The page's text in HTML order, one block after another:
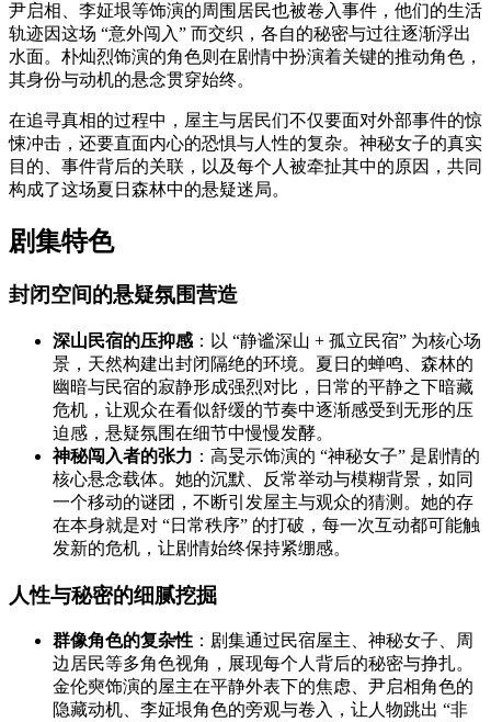
尹启相、李姃垠等饰演的周围居民也被卷入事件，他们的生活
轨迹因这场 “意外闯入” 而交织，各自的秘密与过往逐渐浮出
水面。朴灿烈饰演的角色则在剧情中扮演着关键的推动角色，
其身份与动机的悬念贯穿始终。
在追寻真相的过程中，屋主与居民们不仅要面对外部事件的惊
悚冲击，还要直面内心的恐惧与人性的复杂。神秘女子的真实
目的、事件背后的关联，以及每个人被牵扯其中的原因，共同
构成了这场夏日森林中的悬疑迷局。
剧集特色
封闭空间的悬疑氛围营造
深山民宿的压抑感 ：以 “静谧深山 + 孤立民宿” 为核心场
景，天然构建出封闭隔绝的环境。夏日的蝉鸣、森林的
幽暗与民宿的寂静形成强烈对比，日常的平静之下暗藏
危机，让观众在看似舒缓的节奏中逐渐感受到无形的压
迫感，悬疑氛围在细节中慢慢发酵。
神秘闯入者的张力 ：高旻示饰演的 “神秘女子” 是剧情的
核心悬念载体。她的沉默、反常举动与模糊背景，如同
一个移动的谜团，不断引发屋主与观众的猜测。她的存
在本身就是对 “日常秩序” 的打破，每一次互动都可能触
发新的危机，让剧情始终保持紧绷感。
人性与秘密的细腻挖掘
群像角色的复杂性 ：剧集通过民宿屋主、神秘女子、周
边居民等多角色视角，展现每个人背后的秘密与挣扎。
金伦奭饰演的屋主在平静外表下的焦虑、尹启相角色的
隐藏动机、李姃垠角色的旁观与卷入，让人物跳出 “非